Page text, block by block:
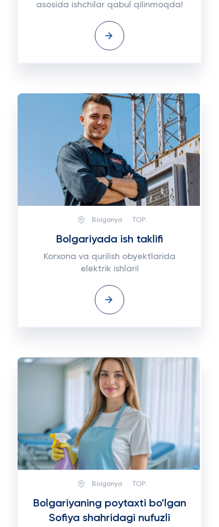
asosida ishchilar qabul qilinmoqda!
Bolgariya TOP:
Bolgariyada ish taklifi
Korxona va qurilish obyektlarida
elektrik ishlari!
Bolgariya TOP:
Bolgariyaning poytaxti bo'lgan
Sofiya shahridagi nufuzli